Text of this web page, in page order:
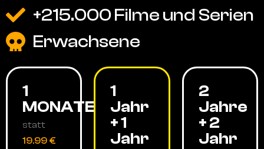
+215.000 Filme und Serien
Erwachsene
1
MONATE
statt
19.99 €
1
Jahr
+ 1
Jahr
2
Jahre
+ 2
Jahr